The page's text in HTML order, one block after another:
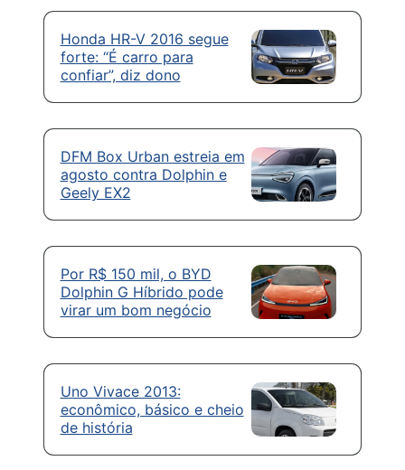
Honda HR-V 2016 segue
forte: “É carro para
confiar”, diz dono
DFM Box Urban estreia em
agosto contra Dolphin e
Geely EX2
Por R$ 150 mil, o BYD
Dolphin G Híbrido pode
virar um bom negócio
Uno Vivace 2013:
econômico, básico e cheio
de história